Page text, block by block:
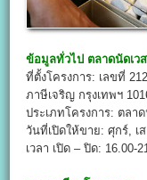
ข้อมูลทั่วไป ตลาดนัดเว
ที่ตั้งโครงการ: เลขที่
ภาษีเจริญ กรุงเทพฯ
ประเภทโครงการ: ตลา
วันที่เปิดให้ขาย: ศุกร์, เ
เวลา เปิด – ปิด: 16.00-